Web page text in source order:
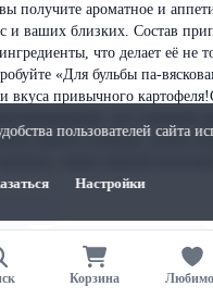
получите ароматное и
и ваших близких. Состав
что делает её не
«Для бульбы па-
вкуса привычного
укропа сушеная, зелень
перец черный
Корзина
пользователей сайта
Настройки